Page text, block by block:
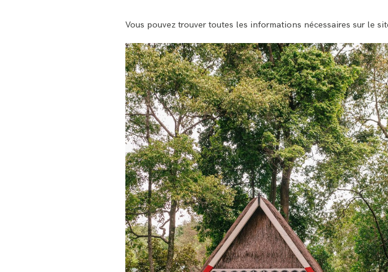
Vous pouvez trouver toutes les informations nécessaires sur le